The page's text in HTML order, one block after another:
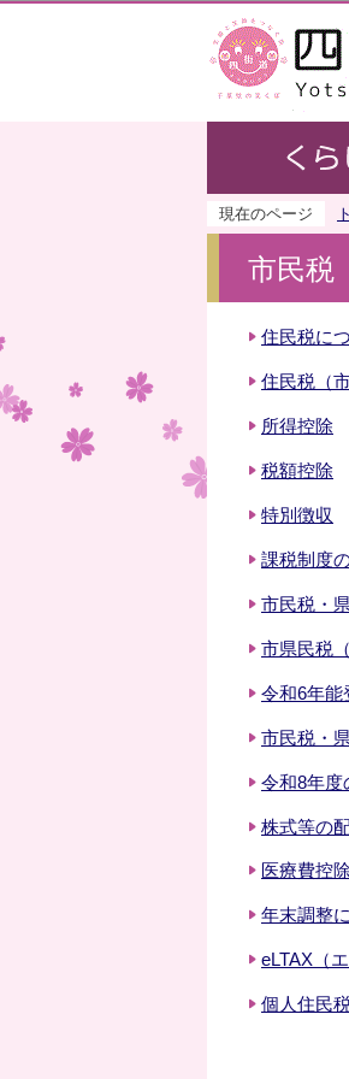
現在のページ
市民税
住民税に
住民税（
所得控除
税額控除
特別徴収
課税制度
市民税・
市県民税
令和6年能
市民税・
令和8年度
株式等の
医療費控
年末調整
eLTAX（
個人住民